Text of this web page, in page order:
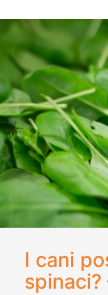
I cani
spinaci?